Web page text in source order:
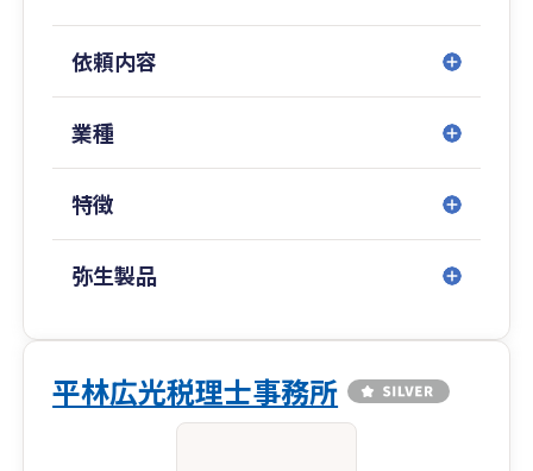
創業、スタートアップ支援に力を入れておりま
す！日本政策金融公庫との連携を通じて、スムー
ズな創業融資のご相談を承らせて頂いておりま
URL：https://tks-saitama.com/
TEL：048-290-0020
依頼内容
業種
特徴
弥生製品
平林広光税理士事務所